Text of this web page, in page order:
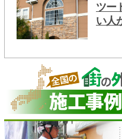
ツー
い人